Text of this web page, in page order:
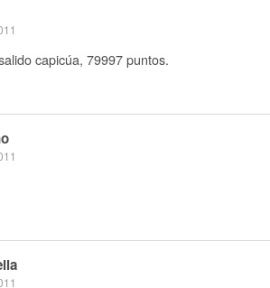
capicúa, 79997 puntos.